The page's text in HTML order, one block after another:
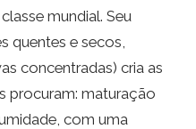
mundial. Seu
quentes e secos,
concentradas) cria as
procuram: maturação
com uma